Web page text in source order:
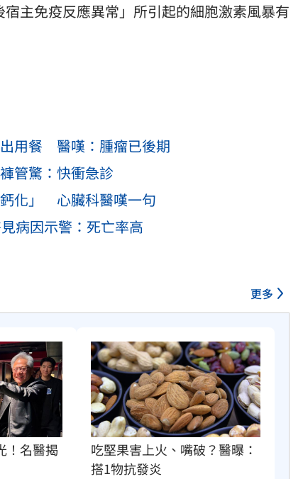
主免疫反應異常」所引起的細胞激素風暴有
用餐 醫嘆：腫瘤已後期
管驚：快衝急診
化」 心臟科醫嘆一句
病因示警：死亡率高
更多
！名醫揭
吃堅果害上火、嘴破？醫曝：
搭1物抗發炎